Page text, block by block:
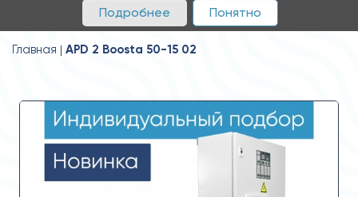
Подробнее Понятно
Главная APD 2 Boosta 50-15 02